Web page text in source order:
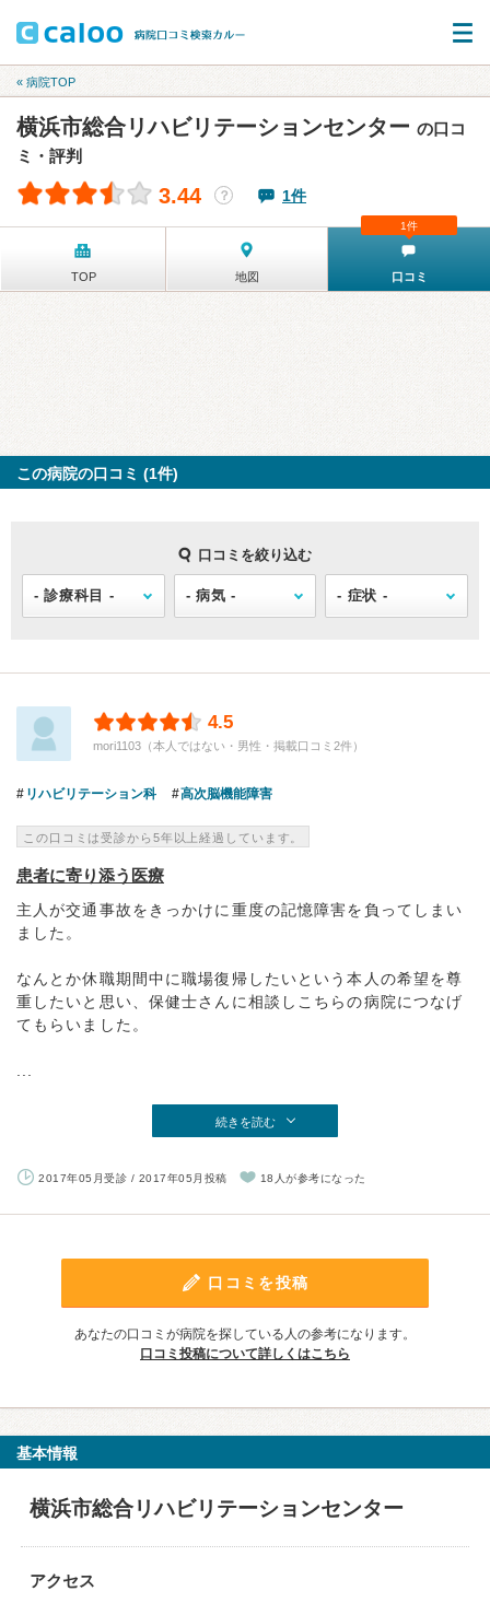
« 病院TOP
横浜市総合リハビリテーションセンター の口コ
ミ・評判
3.44 ？ 1件
TOP 地図 口コミ
1件
この病院の口コミ (1件)
口コミを絞り込む
4.5
mori1103（本人ではない・男性・掲載口コミ2件）
リハビリテーション科 高次脳機能障害
この口コミは受診から5年以上経過しています。
患者に寄り添う医療
主人が交通事故をきっかけに重度の記憶障害を負ってしまい
ました。
なんとか休職期間中に職場復帰したいという本人の希望を尊
重したいと思い、保健士さんに相談しこちらの病院につなげ
てもらいました。
続きを読む
2017年05月受診 / 2017年05月投稿 18人が参考になった
口コミを投稿
あなたの口コミが病院を探している人の参考になります。
口コミ投稿について詳しくはこちら
基本情報
横浜市総合リハビリテーションセンター
アクセス